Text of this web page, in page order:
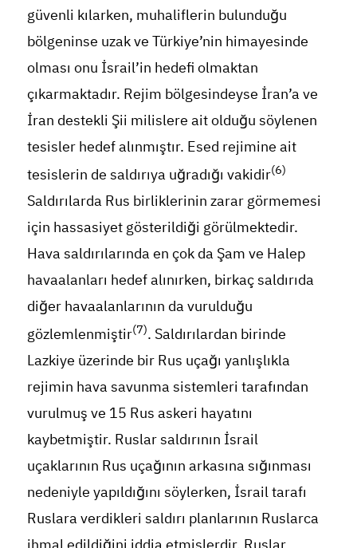
güvenli kılarken, muhaliflerin bulunduğu
bölgeninse uzak ve Türkiye’nin himayesinde
olması onu İsrail’in hedefi olmaktan
çıkarmaktadır. Rejim bölgesindeyse İran’a ve
İran destekli Şii milislere ait olduğu söylenen
tesisler hedef alınmıştır. Esed rejimine ait
tesislerin de saldırıya uğradığı vakidir(6)
Saldırılarda Rus birliklerinin zarar görmemesi
için hassasiyet gösterildiği görülmektedir.
Hava saldırılarında en çok da Şam ve Halep
havaalanları hedef alınırken, birkaç saldırıda
diğer havaalanlarının da vurulduğu
gözlemlenmiştir(7). Saldırılardan birinde
Lazkiye üzerinde bir Rus uçağı yanlışlıkla
rejimin hava savunma sistemleri tarafından
vurulmuş ve 15 Rus askeri hayatını
kaybetmiştir. Ruslar saldırının İsrail
uçaklarının Rus uçağının arkasına sığınması
nedeniyle yapıldığını söylerken, İsrail tarafı
Ruslara verdikleri saldırı planlarının Ruslarca